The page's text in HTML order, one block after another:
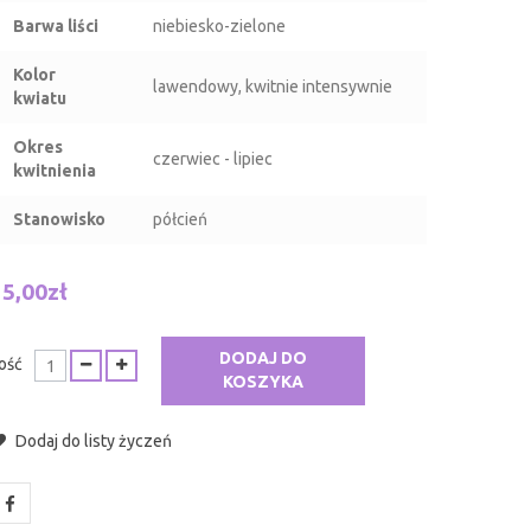
Barwa liści niebiesko-zielone
Kolor
kwiatu
lawendowy, kwitnie intensywnie
Okres
kwitnienia
czerwiec - lipiec
Stanowisko półcień
DODAJ DO
KOSZYKA
Dodaj do listy życzeń